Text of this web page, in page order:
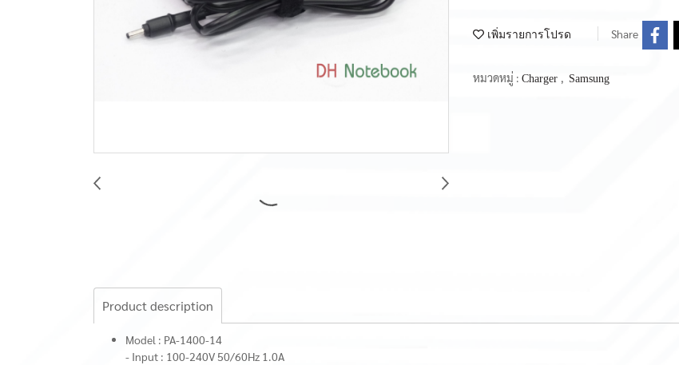
เพิ่มรายการโปรด Share
หมวดหมู่ : Charger Samsung
Product description
Model : PA-1400-14
- Input : 100-240V 50/60Hz 1.0A